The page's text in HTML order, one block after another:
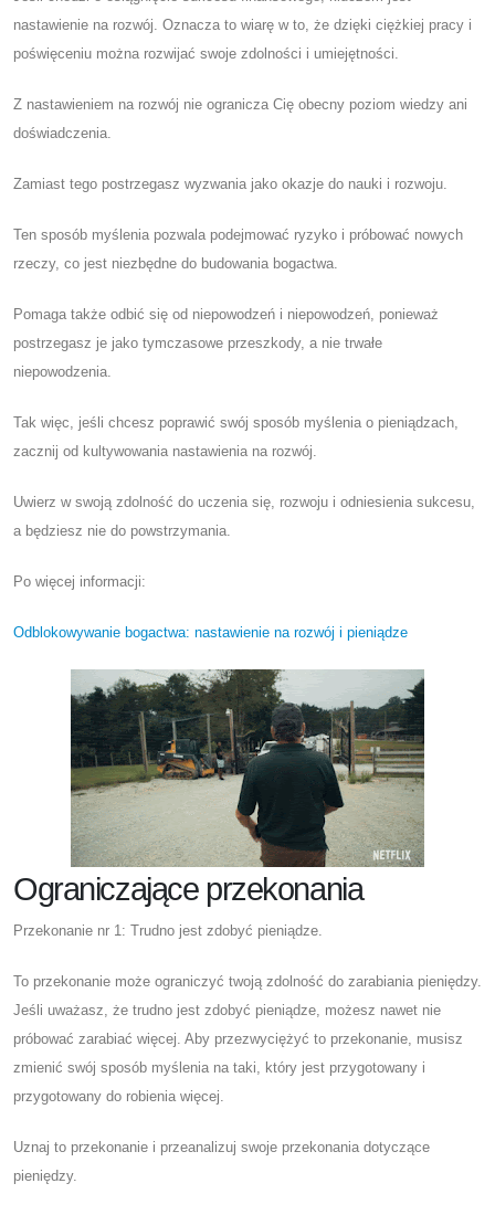
nastawienie na rozwój. Oznacza to wiarę w to, że dzięki ciężkiej pracy i
poświęceniu można rozwijać swoje zdolności i umiejętności.
Z nastawieniem na rozwój nie ogranicza Cię obecny poziom wiedzy ani
doświadczenia.
Zamiast tego postrzegasz wyzwania jako okazje do nauki i rozwoju.
Ten sposób myślenia pozwala podejmować ryzyko i próbować nowych
rzeczy, co jest niezbędne do budowania bogactwa.
Pomaga także odbić się od niepowodzeń i niepowodzeń, ponieważ
postrzegasz je jako tymczasowe przeszkody, a nie trwałe
niepowodzenia.
Tak więc, jeśli chcesz poprawić swój sposób myślenia o pieniądzach,
zacznij od kultywowania nastawienia na rozwój.
Uwierz w swoją zdolność do uczenia się, rozwoju i odniesienia sukcesu,
a będziesz nie do powstrzymania.
Po więcej informacji:
Odblokowywanie bogactwa: nastawienie na rozwój i pieniądze
Ograniczające przekonania
Przekonanie nr 1: Trudno jest zdobyć pieniądze.
To przekonanie może ograniczyć twoją zdolność do zarabiania pieniędzy.
Jeśli uważasz, że trudno jest zdobyć pieniądze, możesz nawet nie
próbować zarabiać więcej. Aby przezwyciężyć to przekonanie, musisz
zmienić swój sposób myślenia na taki, który jest przygotowany i
przygotowany do robienia więcej.
Uznaj to przekonanie i przeanalizuj swoje przekonania dotyczące
pieniędzy.